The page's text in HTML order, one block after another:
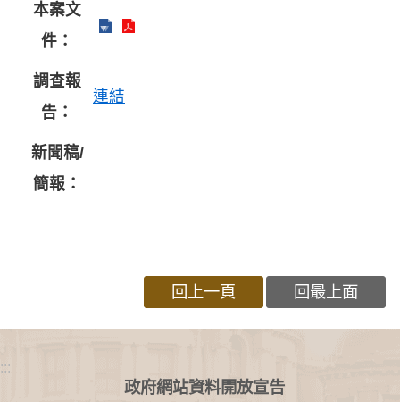
本案文
件：
調查報
告：
連結
新聞稿/
簡報：
回上一頁 回最上面
:::
政府網站資料開放宣告